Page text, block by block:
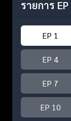
รายการ EP
EP 1
EP 4
EP 7
EP 10